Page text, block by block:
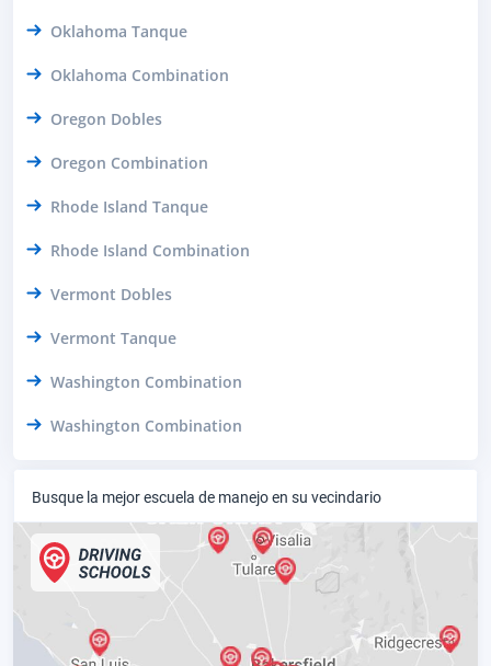
Oklahoma Tanque
Oklahoma Combination
Oregon Dobles
Oregon Combination
Rhode Island Tanque
Rhode Island Combination
Vermont Dobles
Vermont Tanque
Washington Combination
Washington Combination
Busque la mejor escuela de manejo en su vecindario